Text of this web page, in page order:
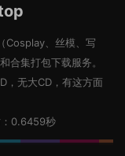
Cosplay、丝模、写
合集打包下载服务。
，无大CD，有这方面
0.6459秒